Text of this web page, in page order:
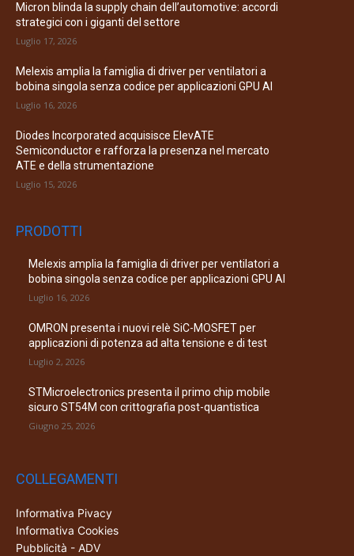
Micron blinda la supply chain dell’automotive: accordi
strategici con i giganti del settore
Luglio 17, 2026
Melexis amplia la famiglia di driver per ventilatori a
bobina singola senza codice per applicazioni GPU AI
Luglio 16, 2026
Diodes Incorporated acquisisce ElevATE
Semiconductor e rafforza la presenza nel mercato
ATE e della strumentazione
Luglio 15, 2026
PRODOTTI
Melexis amplia la famiglia di driver per ventilatori a
bobina singola senza codice per applicazioni GPU AI
Luglio 16, 2026
OMRON presenta i nuovi relè SiC-MOSFET per
applicazioni di potenza ad alta tensione e di test
Luglio 2, 2026
STMicroelectronics presenta il primo chip mobile
sicuro ST54M con crittografia post-quantistica
Giugno 25, 2026
COLLEGAMENTI
Informativa Pivacy
Informativa Cookies
Pubblicità - ADV